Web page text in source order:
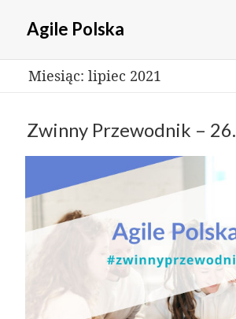
Agile Polska
Miesiąc: lipiec 2021
Zwinny Przewodnik –